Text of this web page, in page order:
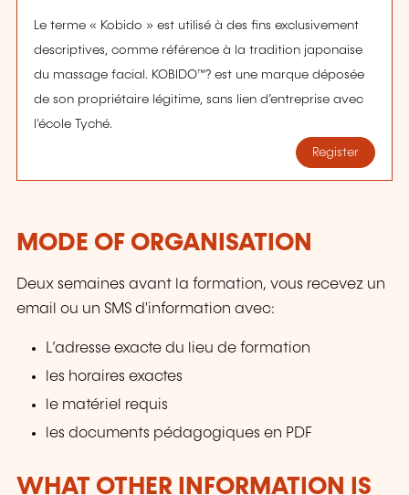
Le terme « Kobido » est utilisé à des fins exclusivement
descriptives, comme référence à la tradition japonaise
du massage facial. KOBIDO™? est une marque déposée
de son propriétaire légitime, sans lien d’entreprise avec
l'école Tyché.
Register
MODE OF ORGANISATION
Deux semaines avant la formation, vous recevez un
email ou un SMS d'information avec:
L’adresse exacte du lieu de formation
les horaires exactes
le matériel requis
les documents pédagogiques en PDF
WHAT OTHER INFORMATION IS